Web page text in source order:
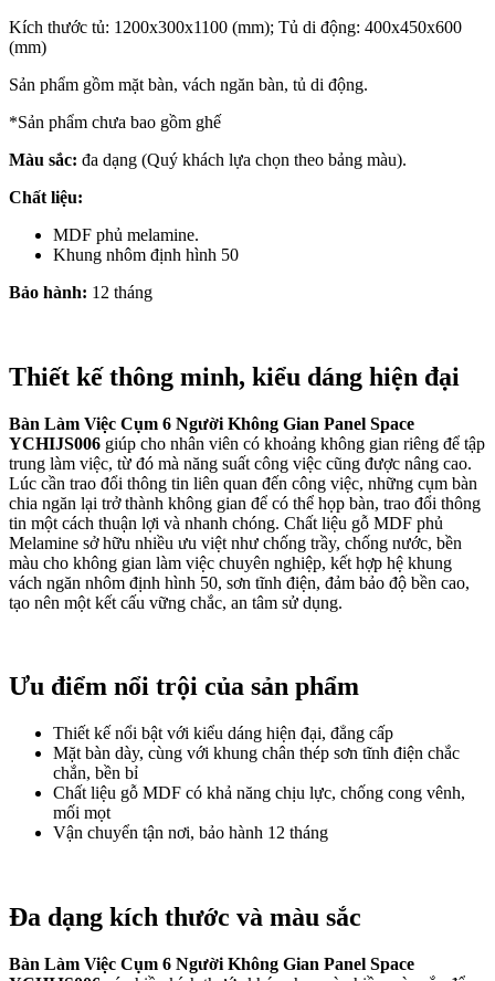
Kích thước tủ: 1200x300x1100 (mm); Tủ di động: 400x450x600
(mm)
Sản phẩm gồm mặt bàn, vách ngăn bàn, tủ di động.
*Sản phẩm chưa bao gồm ghế
Màu sắc: đa dạng (Quý khách lựa chọn theo bảng màu).
Chất liệu:
MDF phủ melamine.
Khung nhôm định hình 50
Bảo hành: 12 tháng
Thiết kế thông minh, kiểu dáng hiện đại
Bàn Làm Việc Cụm 6 Người Không Gian Panel Space
YCHIJS006 giúp cho nhân viên có khoảng không gian riêng để tập
trung làm việc, từ đó mà năng suất công việc cũng được nâng cao.
Lúc cần trao đổi thông tin liên quan đến công việc, những cụm bàn
chia ngăn lại trở thành không gian để có thể họp bàn, trao đổi thông
tin một cách thuận lợi và nhanh chóng. Chất liệu gỗ MDF phủ
Melamine sở hữu nhiều ưu việt như chống trầy, chống nước, bền
màu cho không gian làm việc chuyên nghiệp, kết hợp hệ khung
vách ngăn nhôm định hình 50, sơn tĩnh điện, đảm bảo độ bền cao,
tạo nên một kết cấu vững chắc, an tâm sử dụng.
Ưu điểm nổi trội của sản phẩm
Thiết kế nổi bật với kiểu dáng hiện đại, đẳng cấp
Mặt bàn dày, cùng với khung chân thép sơn tĩnh điện chắc
chắn, bền bỉ
Chất liệu gỗ MDF có khả năng chịu lực, chống cong vênh,
mối mọt
Vận chuyển tận nơi, bảo hành 12 tháng
Đa dạng kích thước và màu sắc
Bàn Làm Việc Cụm 6 Người Không Gian Panel Space